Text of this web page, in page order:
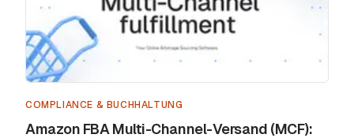
COMPLIANCE & BUCHHALTUNG
Amazon FBA Multi-Channel-Versand (MCF):